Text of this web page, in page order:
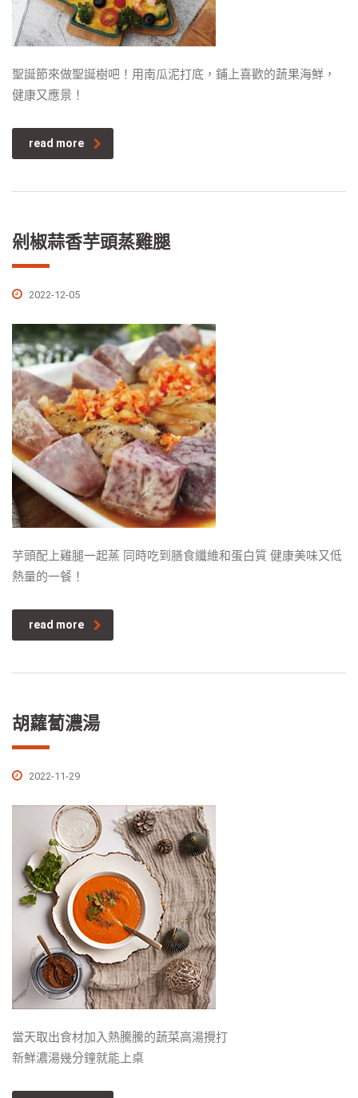
聖誕節來做聖誕樹吧！用南瓜泥打底，鋪上喜歡的蔬果海鮮，
健康又應景！
read more
剁椒蒜香芋頭蒸雞腿
2022-12-05
芋頭配上雞腿一起蒸 同時吃到膳食纖維和蛋白質 健康美味又低
熱量的一餐！
read more
胡蘿蔔濃湯
2022-11-29
當天取出食材加入熱騰騰的蔬菜高湯攪打
新鮮濃湯幾分鐘就能上桌